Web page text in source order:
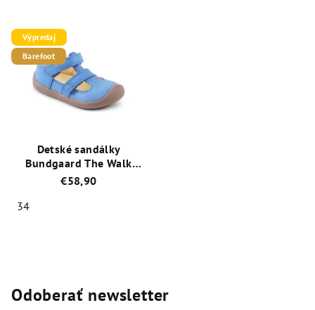
Výpredaj
Barefoot
Detské sandálky
Bundgaard The Walk
Summer II BG202166DG-
528 Oceán
€58,90
34
5,0
z
Odoberať newsletter